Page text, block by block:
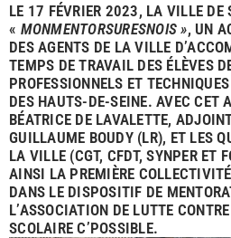
LE 17 FÉVRIER 2023, LA VILLE DE
« MONMENTORSURESNOIS », UN
DES AGENTS DE LA VILLE
TEMPS DE TRAVAIL DES ÉLÈVES
PROFESSIONNELS ET
DES HAUTS-DE-SEINE. AVEC CET
BÉATRICE DE LAVALETTE,
GUILLAUME BOUDY (LR), ET LES
LA VILLE (CGT, CFDT, SYNPER ET
AINSI LA PREMIÈRE
DANS LE DISPOSITIF DE
L’ASSOCIATION DE LUTTE
SCOLAIRE C’POSSIBLE.